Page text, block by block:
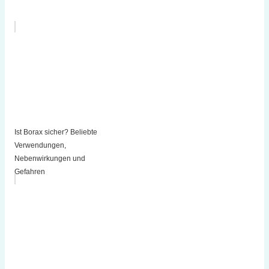
Ist Borax sicher? Beliebte
Verwendungen,
Nebenwirkungen und
Gefahren